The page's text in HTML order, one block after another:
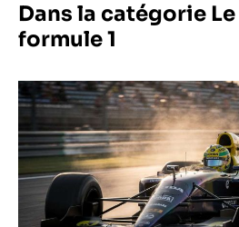
Dans la catégorie
formule 1